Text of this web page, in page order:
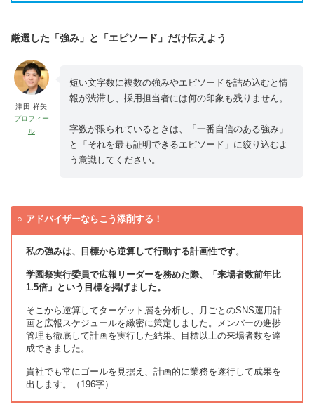
厳選した「強み」と「エピソード」だけ伝えよう
津田 祥矢
プロフィー
ル
短い文字数に複数の強みやエピソードを詰め込むと情
報が渋滞し、採用担当者には何の印象も残りません。
字数が限られているときは、「一番自信のある強み」
と「それを最も証明できるエピソード」に絞り込むよ
う意識してください。
アドバイザーならこう添削する！
私の強みは、目標から逆算して行動する計画性です。
学園祭実行委員で広報リーダーを務めた際、「来場者数前年比
1.5倍」という目標を掲げました。
そこから逆算してターゲット層を分析し、月ごとのSNS運用計
画と広報スケジュールを緻密に策定しました。メンバーの進捗
管理も徹底して計画を実行した結果、目標以上の来場者数を達
成できました。
貴社でも常にゴールを見据え、計画的に業務を遂行して成果を
出します。（196字）